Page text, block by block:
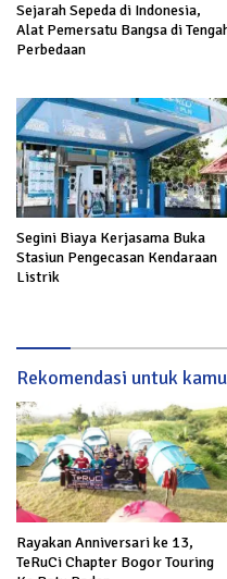
Sejarah Sepeda di Indonesia,
Alat Pemersatu Bangsa di
Perbedaan
Segini Biaya Kerjasama Buka
Stasiun Pengecasan Kendaraan
Listrik
Rekomendasi untuk kamu
Rayakan Anniversari ke 13,
TeRuCi Chapter Bogor Touring